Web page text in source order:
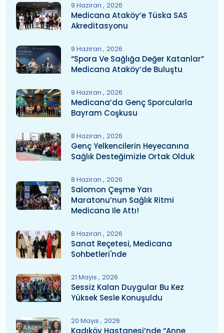
9 Haziran 2026
Medicana Ataköy’e Tüska SAS
Akreditasyonu
9 Haziran 2026
“Spora Ve Sağlığa Değer Katanlar”
Medicana Ataköy’de Buluştu
9 Haziran 2026
Medicana’da Genç Sporcularla
Bayram Coşkusu
8 Haziran 2026
Genç Yelkencilerin Heyecanına
Sağlık Desteğimizle Ortak Olduk
8 Haziran 2026
Salomon Çeşme Yarı
Maratonu’nun Sağlık Ritmi
Medicana Ile Attı!
8 Haziran 2026
Sanat Reçetesi, Medicana
Sohbetleri'nde
21 Mayıs 2026
Sessiz Kalan Duygular Bu Kez
Yüksek Sesle Konuşuldu
20 Mayıs 2026
Kadıköy Hastanesi’nde “Anne